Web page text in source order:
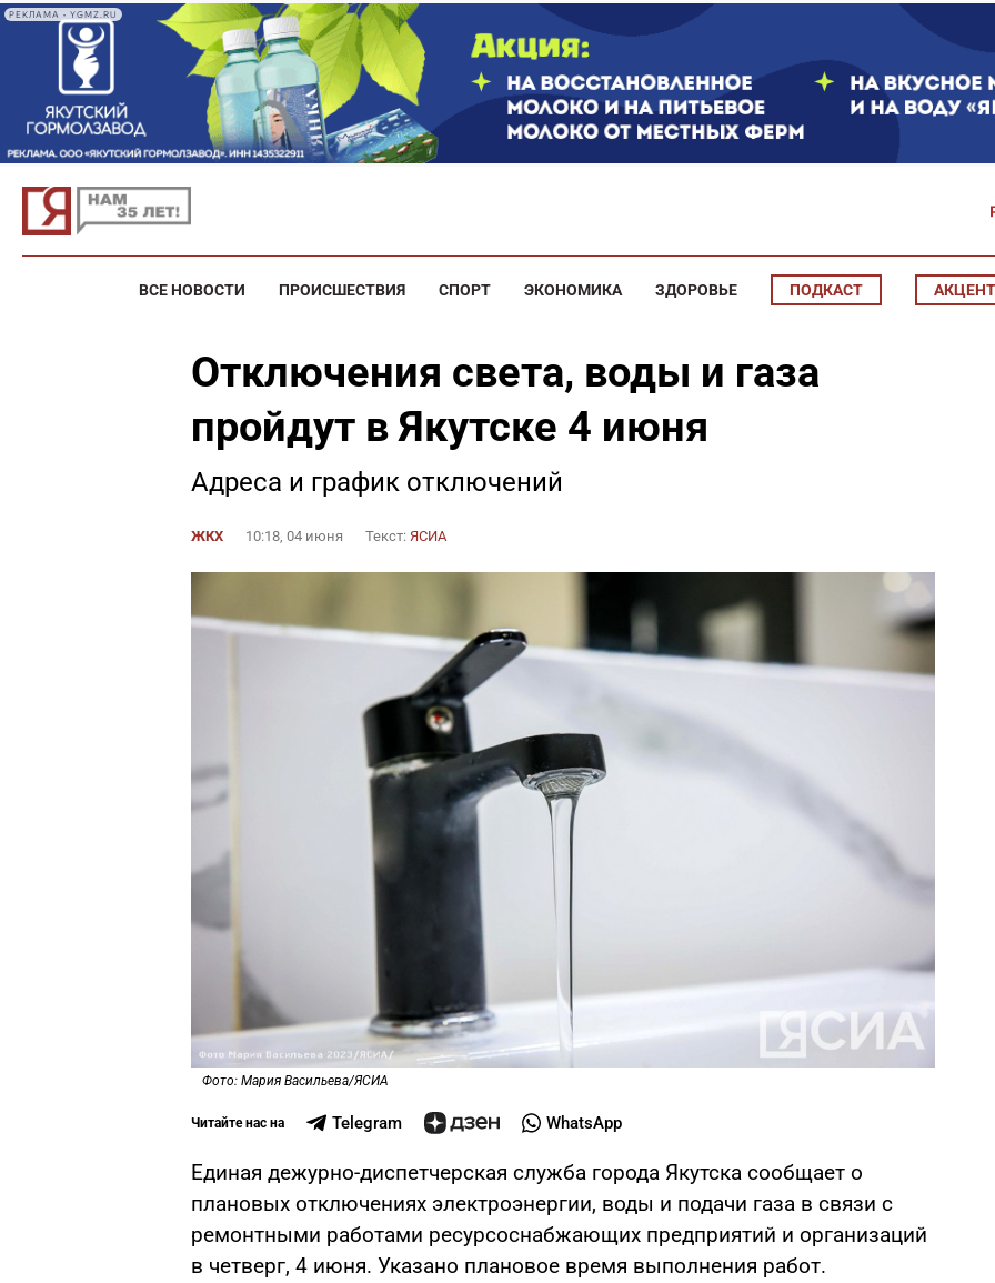
РЕКЛАМА • YGMZ.RU
ВСЕ НОВОСТИ ПРОИСШЕСТВИЯ СПОРТ ЭКОНОМИКА ЗДОРОВЬЕ ПОДКАСТ АКЦЕНТ
Отключения света, воды и газа
пройдут в Якутске 4 июня
Адреса и график отключений
ЖКХ 10:18, 04 июня Текст: ЯСИА
Фото: Мария Васильева/ЯСИА
Читайте нас на Telegram WhatsApp
Единая дежурно-диспетчерская служба города Якутска сообщает о
плановых отключениях электроэнергии, воды и подачи газа в связи с
ремонтными работами ресурсоснабжающих предприятий и организаций
в четверг, 4 июня. Указано плановое время выполнения работ.